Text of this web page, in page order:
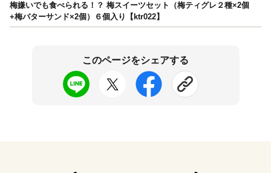
梅嫌いでも食べられる！？ 梅スイーツセット（梅ティグレ２種×2個
+梅バターサンド×2個）６個入り【ktr022】
このページをシェアする